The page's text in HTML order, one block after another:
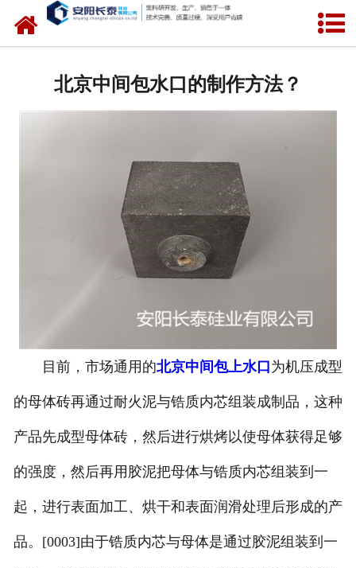
网站首页
定径水口
产品中心
新闻中心
北京中间包水口的制作方法？
目前，市场通用的北京中间包上水口 为机压成型
的母体砖再通过耐火泥与锆质内芯组装成制品，这种
产品先成型母体砖，然后进行烘烤以使母体获得足够
的强度，然后再用胶泥把母体与锆质内芯组装到一
起，进行表面加工、烘干和表面润滑处理后形成的产
品。[0003]由于锆质内芯与母体是通过胶泥组装到一